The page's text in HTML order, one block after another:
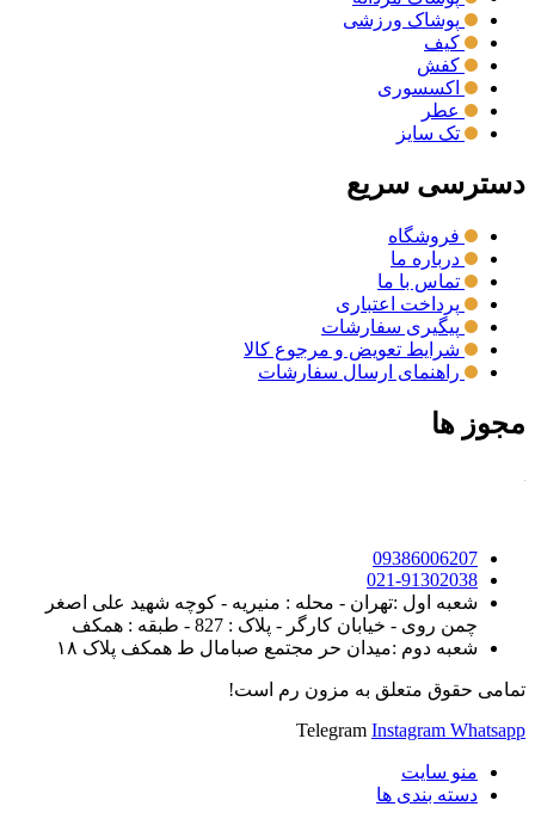
پوشاک ورزشی
کیف
کفش
اکسسوری
عطر
تک سایز
دسترسی سریع
فروشگاه
درباره ما
تماس با ما
پرداخت اعتباری
پیگیری سفارشات
شرایط تعویض و مرجوع کالا
راهنمای ارسال سفارشات
مجوز ها
09386006207
021-91302038
شعبه اول :تهران - محله : منیریه - کوچه شهید علی اصغر
چمن روی - خیابان کارگر - پلاک : 827 - طبقه : همکف
شعبه دوم :میدان حر مجتمع صبامال ط همکف پلاک ۱۸
تمامی حقوق متعلق به مزون رم است!
Telegram Instagram Whatsapp
منو سایت
دسته بندی ها